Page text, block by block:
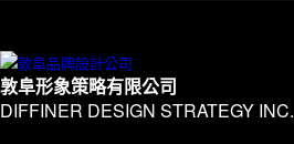
Contact
敦阜形象策略有限公司
DIFFINER DESIGN STRATEGY INC.